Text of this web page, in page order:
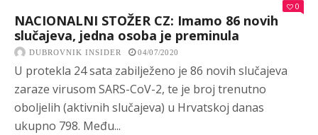
0
NACIONALNI STOŽER CZ: Imamo 86 novih
slučajeva, jedna osoba je preminula
DUBROVNIK INSIDER 04/07/2020
U protekla 24 sata zabilježeno je 86 novih slučajeva
zaraze virusom SARS-CoV-2, te je broj trenutno
oboljelih (aktivnih slučajeva) u Hrvatskoj danas
ukupno 798. Među...